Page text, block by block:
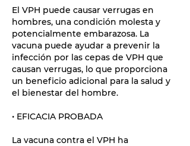
El VPH puede causar verrugas en
hombres, una condición molesta y
potencialmente embarazosa. La
vacuna puede ayudar a prevenir la
infección por las cepas de VPH que
causan verrugas, lo que proporciona
un beneficio adicional para la salud y
el bienestar del hombre.
• EFICACIA PROBADA
La vacuna contra el VPH ha